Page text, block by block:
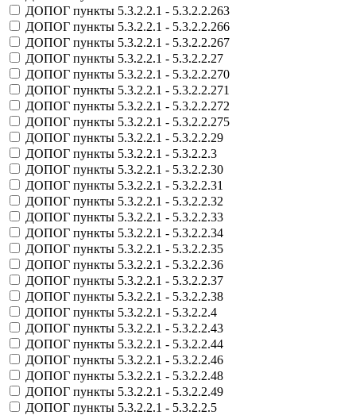
ДОПОГ пункты 5.3.2.2.1 - 5.3.2.2.263
ДОПОГ пункты 5.3.2.2.1 - 5.3.2.2.266
ДОПОГ пункты 5.3.2.2.1 - 5.3.2.2.267
ДОПОГ пункты 5.3.2.2.1 - 5.3.2.2.27
ДОПОГ пункты 5.3.2.2.1 - 5.3.2.2.270
ДОПОГ пункты 5.3.2.2.1 - 5.3.2.2.271
ДОПОГ пункты 5.3.2.2.1 - 5.3.2.2.272
ДОПОГ пункты 5.3.2.2.1 - 5.3.2.2.275
ДОПОГ пункты 5.3.2.2.1 - 5.3.2.2.29
ДОПОГ пункты 5.3.2.2.1 - 5.3.2.2.3
ДОПОГ пункты 5.3.2.2.1 - 5.3.2.2.30
ДОПОГ пункты 5.3.2.2.1 - 5.3.2.2.31
ДОПОГ пункты 5.3.2.2.1 - 5.3.2.2.32
ДОПОГ пункты 5.3.2.2.1 - 5.3.2.2.33
ДОПОГ пункты 5.3.2.2.1 - 5.3.2.2.34
ДОПОГ пункты 5.3.2.2.1 - 5.3.2.2.35
ДОПОГ пункты 5.3.2.2.1 - 5.3.2.2.36
ДОПОГ пункты 5.3.2.2.1 - 5.3.2.2.37
ДОПОГ пункты 5.3.2.2.1 - 5.3.2.2.38
ДОПОГ пункты 5.3.2.2.1 - 5.3.2.2.4
ДОПОГ пункты 5.3.2.2.1 - 5.3.2.2.43
ДОПОГ пункты 5.3.2.2.1 - 5.3.2.2.44
ДОПОГ пункты 5.3.2.2.1 - 5.3.2.2.46
ДОПОГ пункты 5.3.2.2.1 - 5.3.2.2.48
ДОПОГ пункты 5.3.2.2.1 - 5.3.2.2.49
ДОПОГ пункты 5.3.2.2.1 - 5.3.2.2.5